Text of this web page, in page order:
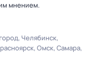
мнением.
Челябинск
Омск Самара